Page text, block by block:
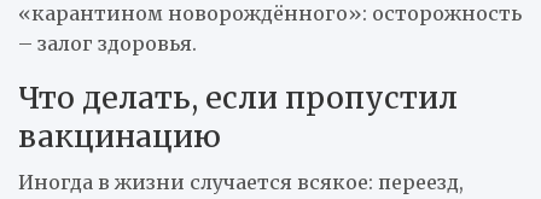
«карантином новорождённого»: осторожность
– залог здоровья.
Что делать, если пропустил
вакцинацию
Иногда в жизни случается всякое: переезд,